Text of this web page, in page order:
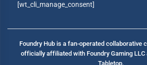
[wt_cli_manage_consent]
Foundry Hub is a fan-operated collaborative
officially affiliated with Foundry Gaming LLC
Tabletop.